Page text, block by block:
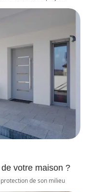
votre maison ?
de son milieu